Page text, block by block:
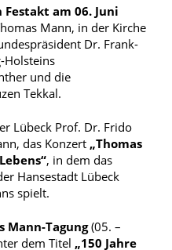
Festakt am 06. Juni
Mann, in der Kirche
Dr. Frank-
Holsteins
und die
Tekkal.
Lübeck Prof. Dr. Frido
das Konzert „Thomas
, in dem das
Hansestadt Lübeck
spielt.
Mann-Tagung(05. –
dem Titel „150 Jahre